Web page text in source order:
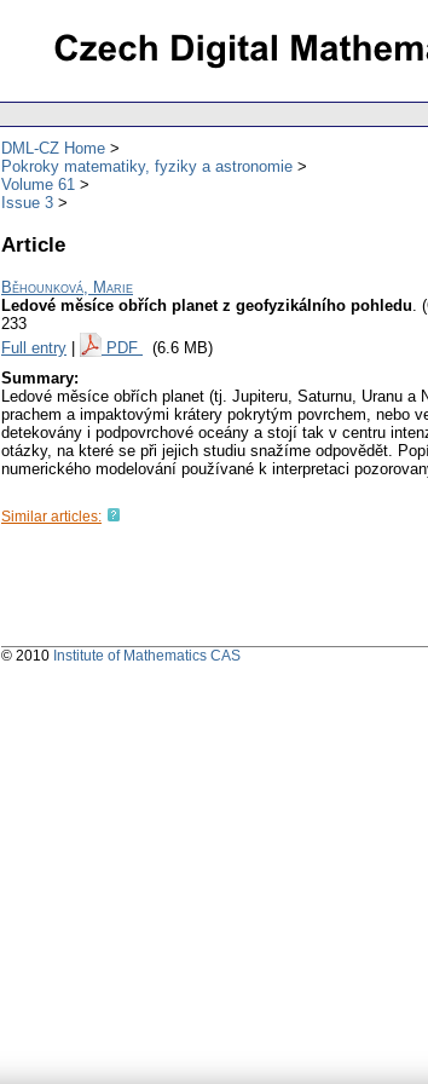
DML-CZ Home
Pokroky matematiky, fyziky a astronomie
Volume 61
Issue 3
Article
Běhounková, Marie
Ledové měsíce obřích planet z geofyzikálního pohledu.
233
Full entry
PDF (6.6 MB)
Summary:
Ledové měsíce obřích planet (tj. Jupiteru, Saturnu, Uranu
prachem a impaktovými krátery pokrytým povrchem, nebo
detekovány i podpovrchové oceány a stojí tak v centru
otázky, na které se při jejich studiu snažíme odpovědět.
numerického modelování používané k interpretaci
Similar articles:
© 2010 Institute of Mathematics CAS